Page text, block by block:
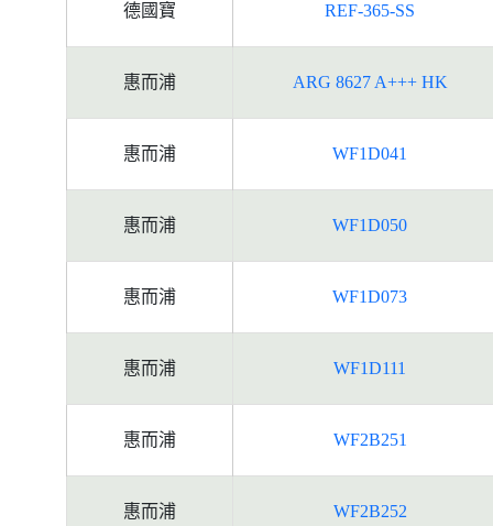
德國寶 REF-365-SS
惠而浦 ARG 8627 A+++ HK
惠而浦 WF1D041
惠而浦 WF1D050
惠而浦 WF1D073
惠而浦 WF1D111
惠而浦 WF2B251
惠而浦 WF2B252